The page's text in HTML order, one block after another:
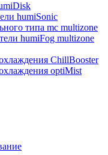
humiSonic
типа mc multizone
humiFog multizone
ChillBooster
optiMist